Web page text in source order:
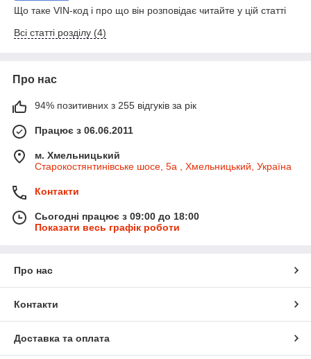
Що таке VIN-код і про що він розповідає читайте у цій статті
Всі статті розділу (4)
Про нас
94% позитивних з 255 відгуків за рік
Працює з 06.06.2011
м. Хмельницький
Старокостянтинівське шосе, 5а , Хмельницький, Україна
Контакти
Сьогодні працює з 09:00 до 18:00
Показати весь графік роботи
Про нас
Контакти
Доставка та оплата